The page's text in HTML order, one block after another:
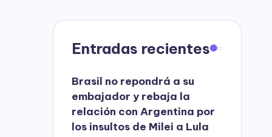
Entradas recientes
Brasil no repondrá a su
embajador y rebaja la
relación con Argentina por
los insultos de Milei a Lula